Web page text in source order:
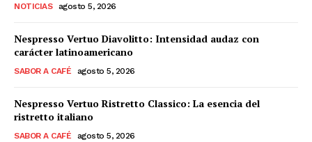
NOTICIAS agosto 5, 2026
Nespresso Vertuo Diavolitto: Intensidad audaz con
carácter latinoamericano
SABOR A CAFÉ agosto 5, 2026
Nespresso Vertuo Ristretto Classico: La esencia del
ristretto italiano
SABOR A CAFÉ agosto 5, 2026